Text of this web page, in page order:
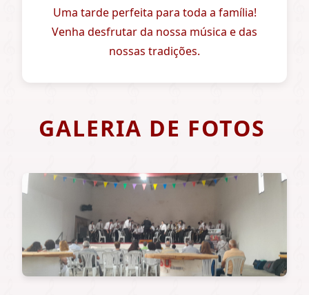
Uma tarde perfeita para toda a família!
Venha desfrutar da nossa música e das
nossas tradições.
GALERIA DE FOTOS